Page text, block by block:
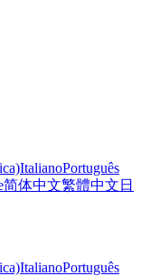
ItalianoPortuguês
简体中文繁體中文 日
ItalianoPortuguês